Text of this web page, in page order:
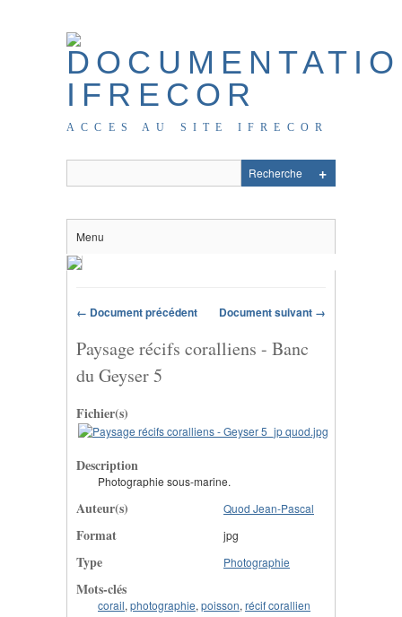
ACCES AU SITE IFRECOR
Menu
← Document précédent Document suivant →
Paysage récifs coralliens - Banc
du Geyser 5
Fichier(s)
Description
Photographie sous-marine.
Auteur(s) Quod Jean-Pascal
Format jpg
Type Photographie
Mots-clés
corail, photographie, poisson, récif corallien